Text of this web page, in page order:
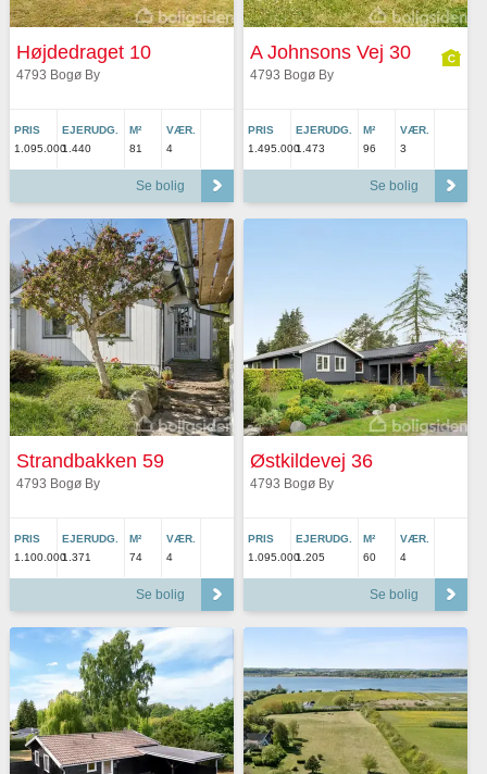
Højdedraget 10
4793 Bogø By
PRIS
1.095.000
EJERUDG.
1.440
M²
81
VÆR.
4
Se bolig
A Johnsons Vej 30
4793 Bogø By
PRIS
1.495.000
EJERUDG.
1.473
M²
96
VÆR.
3
Se bolig
Strandbakken 59
4793 Bogø By
PRIS
1.100.000
EJERUDG.
1.371
M²
74
VÆR.
4
Se bolig
Østkildevej 36
4793 Bogø By
PRIS
1.095.000
EJERUDG.
1.205
M²
60
VÆR.
4
Se bolig